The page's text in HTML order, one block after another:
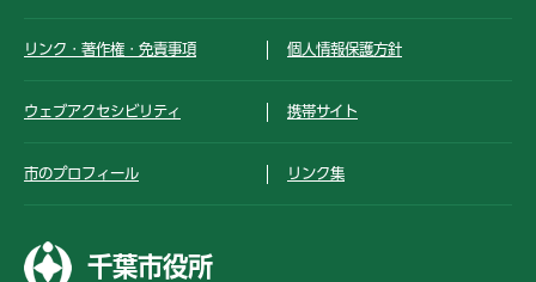
リンク・著作権・免責事項 個人情報保護方針
ウェブアクセシビリティ 携帯サイト
市のプロフィール リンク集
千葉市役所